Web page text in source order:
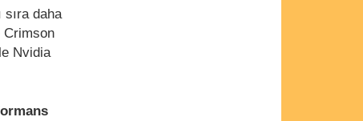
sıra daha
Crimson
Nvidia